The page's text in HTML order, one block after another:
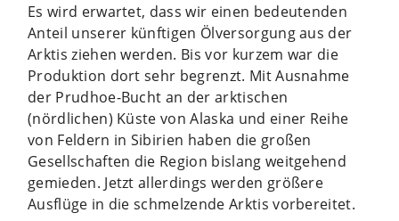
Es wird erwartet, dass wir einen bedeutenden
Anteil unserer künftigen Ölversorgung aus der
Arktis ziehen werden. Bis vor kurzem war die
Produktion dort sehr begrenzt. Mit Ausnahme
der Prudhoe-Bucht an der arktischen
(nördlichen) Küste von Alaska und einer Reihe
von Feldern in Sibirien haben die großen
Gesellschaften die Region bislang weitgehend
gemieden. Jetzt allerdings werden größere
Ausflüge in die schmelzende Arktis vorbereitet.